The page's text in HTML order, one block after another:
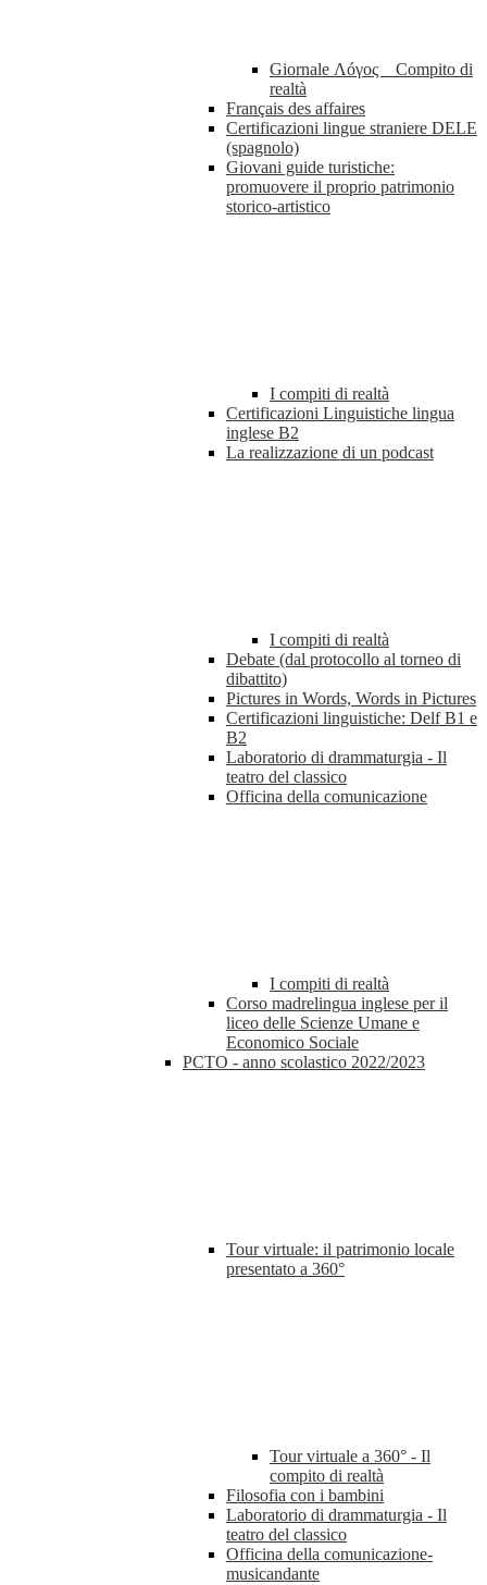
Giornale Λóγος _ Compito di
realtà
Français des affaires
Certificazioni lingue straniere DELE
(spagnolo)
Giovani guide turistiche:
promuovere il proprio patrimonio
storico-artistico
I compiti di realtà
Certificazioni Linguistiche lingua
inglese B2
La realizzazione di un podcast
I compiti di realtà
Debate (dal protocollo al torneo di
dibattito)
Pictures in Words, Words in Pictures
Certificazioni linguistiche: Delf B1 e
B2
Laboratorio di drammaturgia - Il
teatro del classico
Officina della comunicazione
I compiti di realtà
Corso madrelingua inglese per il
liceo delle Scienze Umane e
Economico Sociale
PCTO - anno scolastico 2022/2023
Tour virtuale: il patrimonio locale
presentato a 360°
Tour virtuale a 360° - Il
compito di realtà
Filosofia con i bambini
Laboratorio di drammaturgia - Il
teatro del classico
Officina della comunicazione-
musicandante